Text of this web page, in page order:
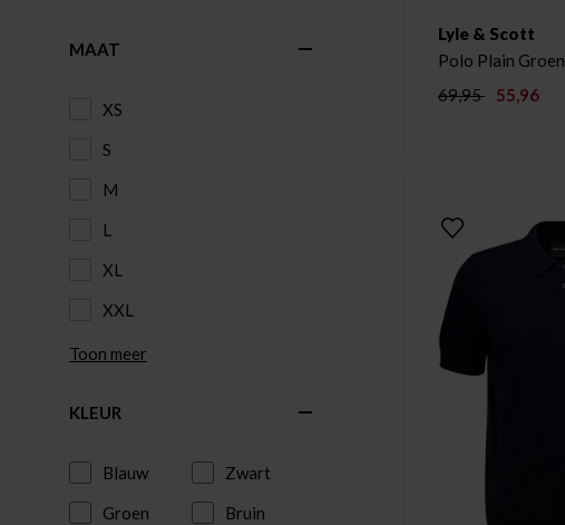
MAAT
XS
S
M
L
XL
XXL
Toon meer
KLEUR
Blauw
Zwart
Groen
Bruin
Lyle & Scott
Polo Plain Groen
69,95
55,96